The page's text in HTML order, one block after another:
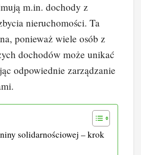
m.in. dochody z
nieruchomości. Ta
ponieważ wiele osób z
dochodów może unikać
odpowiednie zarządzanie
solidarnościowej – krok